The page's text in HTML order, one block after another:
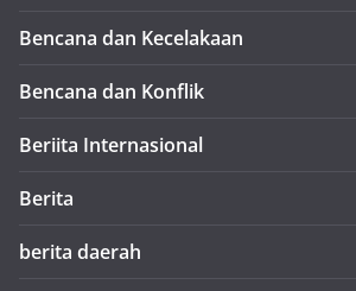
Bencana dan Kecelakaan
Bencana dan Konflik
Beriita Internasional
Berita
berita daerah